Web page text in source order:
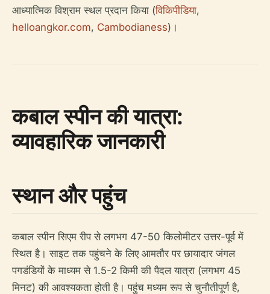
आध्यात्मिक विश्राम स्थल प्रदान किया (विकिपीडिया,
helloangkor.com, Cambodianess)।
कबाल स्पीन की यात्रा:
व्यावहारिक जानकारी
स्थान और पहुंच
कबाल स्पीन सिएम रीप से लगभग 47-50 किलोमीटर उत्तर-पूर्व में
स्थित है। साइट तक पहुंचने के लिए आमतौर पर छायादार जंगल
पगडंडियों के माध्यम से 1.5-2 किमी की पैदल यात्रा (लगभग 45
मिनट) की आवश्यकता होती है। पहुंच मध्यम रूप से चुनौतीपूर्ण है,